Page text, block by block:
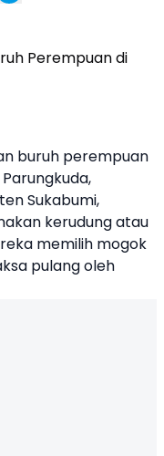
buruh perempuan
Sukabumi,
kerudung atau
memilih mogok
pulang oleh